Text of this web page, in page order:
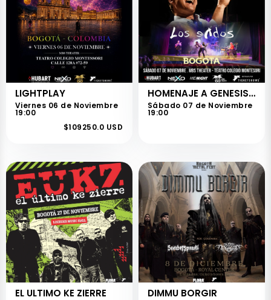
LIGHTPLAY
Viernes 06 de Noviembre
19:00
$109250.0 USD
HOMENAJE A GENESIS Y PHIL COLLINS
Sábado 07 de Noviembre
19:00
EL ULTIMO KE ZIERRE DIMMU BORGIR